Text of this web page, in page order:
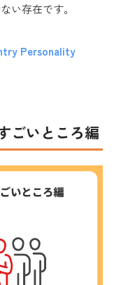
い存在です。
Personality
ごいところ編